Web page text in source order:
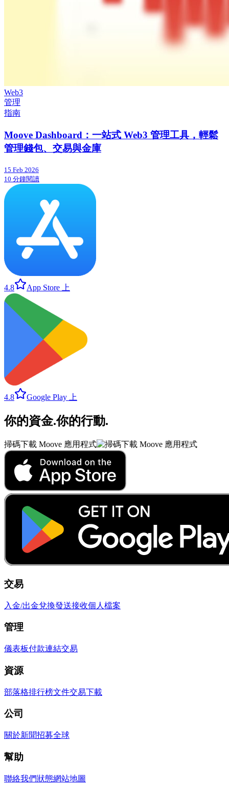
Web3
管理
指南
Moove Dashboard：一站式 Web3 管理工具，輕鬆
管理錢包、交易與金庫
15 Feb 2026
10 分鐘閱讀
4.8 App Store 上
4.8 Google Play 上
你的資金.你的行動.
掃碼下載 Moove 應用程式
交易
入金/出金兌換發送接收個人檔案
管理
儀表板付款連結交易
資源
部落格排行榜文件交易下載
公司
關於新聞招募全球
幫助
聯絡我們狀態網站地圖